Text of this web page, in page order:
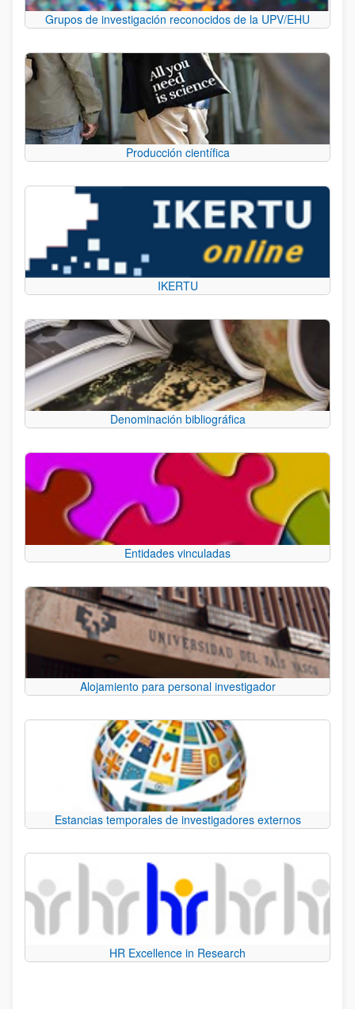
Grupos de investigación reconocidos de la UPV/EHU
Producción científica
IKERTU
Denominación bibliográfica
Entidades vinculadas
Alojamiento para personal investigador
Estancias temporales de investigadores externos
HR Excellence in Research